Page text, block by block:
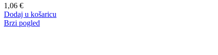
1,06 €
Dodaj u košaricu
Brzi pogled